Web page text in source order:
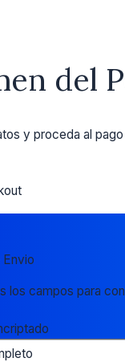
del
y proceda al pago
los campos para